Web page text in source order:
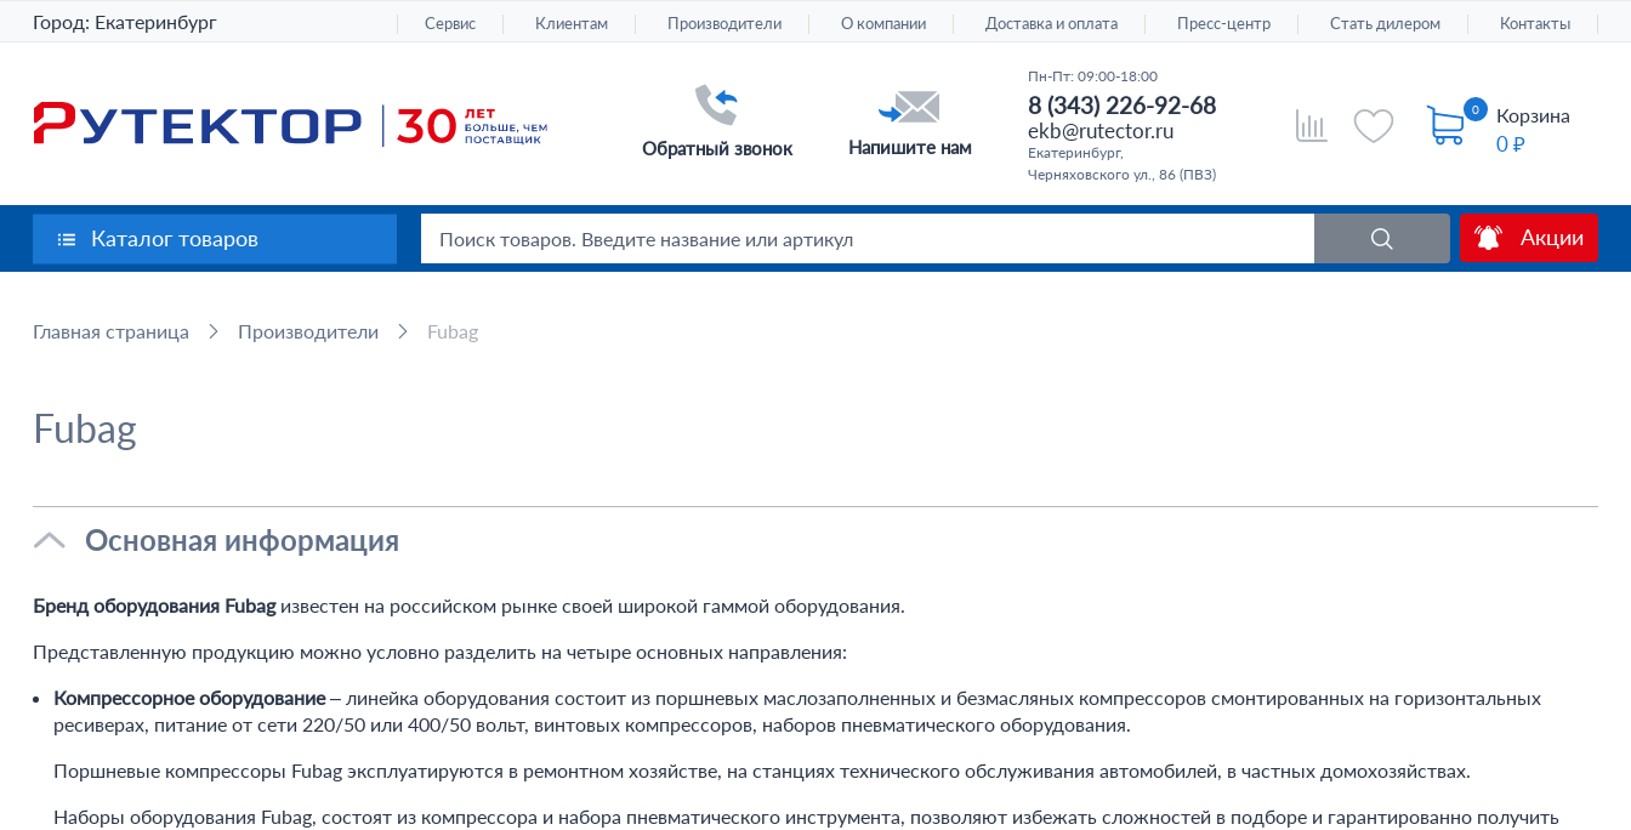
Город: Екатеринбург Сервис Клиентам Производители О компании Доставка и оплата Пресс-центр Стать дилером Контакты
0 Корзина
0 ₽
Обратный звонок Напишите нам
Пн-Пт: 09:00-18:00
8 (343) 226-92-68
ekb@rutector.ru
Екатеринбург,
Черняховского ул., 86 (ПВЗ)
Акции
Каталог товаров
Главная страница Производители Fubag
Fubag
Основная информация
Бренд оборудования Fubagизвестен на российском рынке своей широкой гаммой оборудования.
Представленную продукцию можно условно разделить на четыре основных направления:
Компрессорное оборудование– линейка оборудования состоит из поршневых маслозаполненных и безмасляных компрессоров смонтированных на горизонтальных
ресиверах, питание от сети 220/50 или 400/50 вольт, винтовых компрессоров, наборов пневматического оборудования.
Поршневые компрессоры Fubag эксплуатируются в ремонтном хозяйстве, на станциях технического обслуживания автомобилей, в частных домохозяйствах.
Наборы оборудования Fubag, состоят из компрессора и набора пневматического инструмента, позволяют избежать сложностей в подборе и гарантированно получить